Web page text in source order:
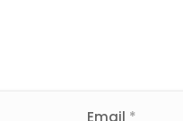
Email *